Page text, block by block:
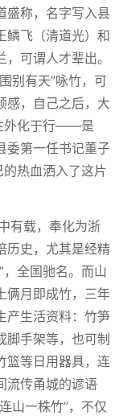
盛称，名字写入县
鳞飞（清道光）和
可谓人才辈出。
别有天”咏竹，可
感，自己之后，大
外化于行——是
委第一任书记董子
热血洒入了这片
有载，奉化为浙
历史，尤其是经精
全国驰名。而山
俩月即成竹，三年
产生活资料：竹笋
脚手架等，也可制
篮等日用器具，连
流传甬城的谚语
山一株竹”，不仅